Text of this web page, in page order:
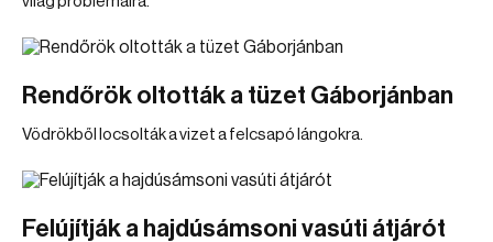
Rendőrök oltották a tüzet Gáborjánban
Vödrökből locsolták a vizet a felcsapó lángokra.
Felújítják a hajdúsámsoni vasúti átjárót